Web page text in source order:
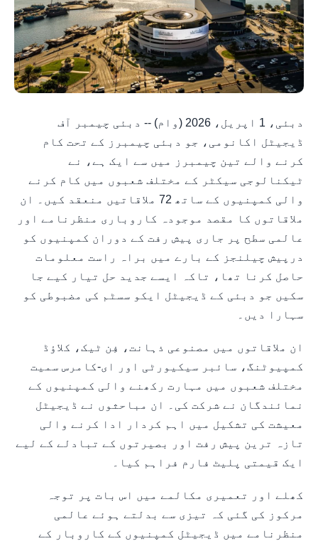
دبئی، 1 اپریل، 2026 (وام) -- دبئی چیمبر آف
ڈیجیٹل اکانومی، جو دبئی چیمبرز کے تحت کام
کرنے والے تین چیمبرز میں سے ایک ہے، نے
ٹیکنالوجی سیکٹر کے مختلف شعبوں میں کام کرنے
والی کمپنیوں کے ساتھ 72 ملاقاتیں منعقد کیں۔ ان
ملاقاتوں کا مقصد موجودہ کاروباری منظرنامے اور
عالمی سطح پر جاری پیش رفت کے دوران کمپنیوں کو
درپیش چیلنجز کے بارے میں براہ راست معلومات
حاصل کرنا تھا، تاکہ ایسے جدید حل تیار کیے جا
سکیں جو دبئی کے ڈیجیٹل ایکو سسٹم کی مضبوطی کو
سہارا دیں۔
ان ملاقاتوں میں مصنوعی ذہانت، فِن ٹیک، کلاؤڈ
کمپیوٹنگ، سائبر سیکیورٹی اور ای-کامرس سمیت
مختلف شعبوں میں مہارت رکھنے والی کمپنیوں کے
نمائندگان نے شرکت کی۔ ان مباحثوں نے ڈیجیٹل
معیشت کی تشکیل میں اہم کردار ادا کرنے والی
تازہ ترین پیش رفت اور بصیرتوں کے تبادلے کے لیے
ایک قیمتی پلیٹ فارم فراہم کیا۔
کھلے اور تعمیری مکالمے میں اس بات پر توجہ
مرکوز کی گئی کہ تیزی سے بدلتے ہوئے عالمی
منظرنامے میں ڈیجیٹل کمپنیوں کے کاروبار کے